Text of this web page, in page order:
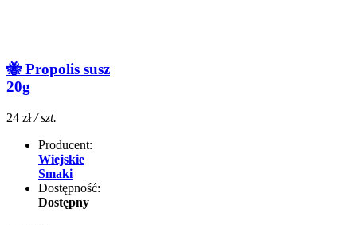
🐝 Propolis susz
20g
24 zł / szt.
Producent:
Wiejskie
Smaki
Dostępność:
Dostępny